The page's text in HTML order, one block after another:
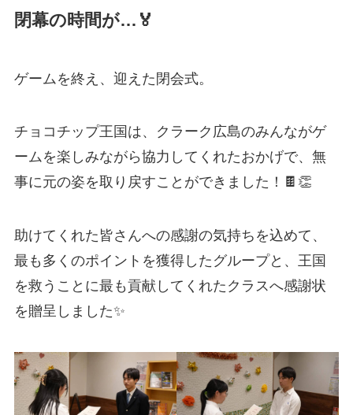
閉幕の時間が…🏅
ゲームを終え、迎えた閉会式。
チョコチップ王国は、クラーク広島のみんながゲ
ームを楽しみながら協力してくれたおかげで、無
事に元の姿を取り戻すことができました！🍫👏
助けてくれた皆さんへの感謝の気持ちを込めて、
最も多くのポイントを獲得したグループと、王国
を救うことに最も貢献してくれたクラスへ感謝状
を贈呈しました✨